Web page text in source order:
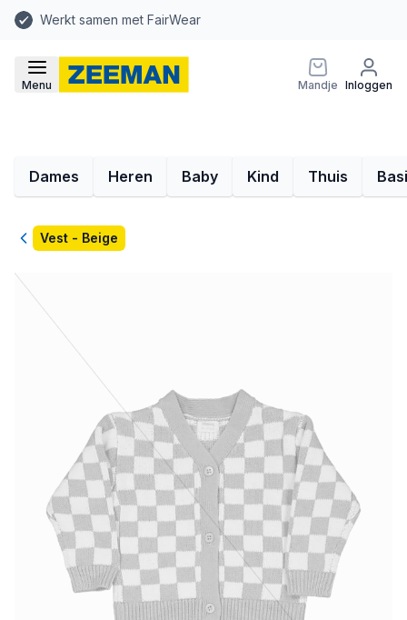
Werkt samen met FairWear
Menu Mandje Inloggen
Dames Heren Baby Kind Thuis
TerugVest - Beige